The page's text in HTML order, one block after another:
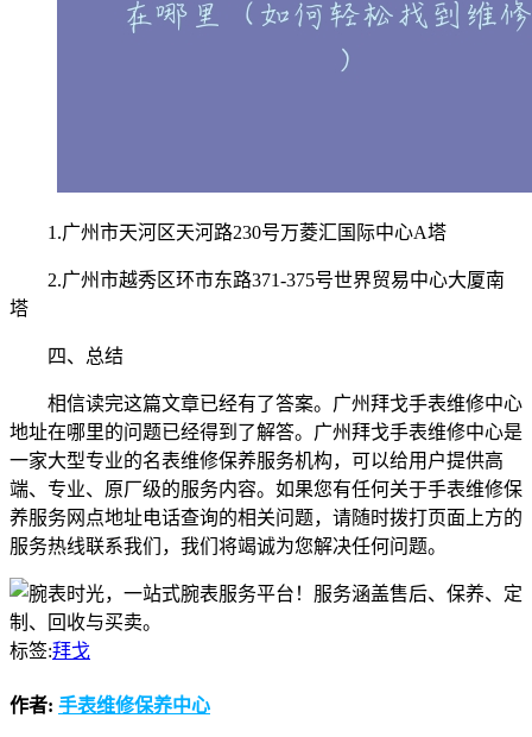
1.广州市天河区天河路230号万菱汇国际中心A塔
2.广州市越秀区环市东路371-375号世界贸易中心大厦南
塔
四、总结
相信读完这篇文章已经有了答案。广州拜戈手表维修中心
地址在哪里的问题已经得到了解答。广州拜戈手表维修中心是
一家大型专业的名表维修保养服务机构，可以给用户提供高
端、专业、原厂级的服务内容。如果您有任何关于手表维修保
养服务网点地址电话查询的相关问题，请随时拨打页面上方的
服务热线联系我们，我们将竭诚为您解决任何问题。
标签:拜戈
作者: 手表维修保养中心